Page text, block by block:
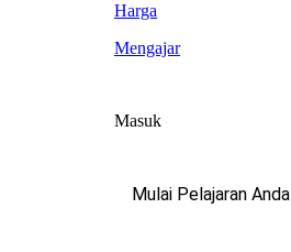
Harga
Mengajar
Masuk
Mulai Pelajaran Anda